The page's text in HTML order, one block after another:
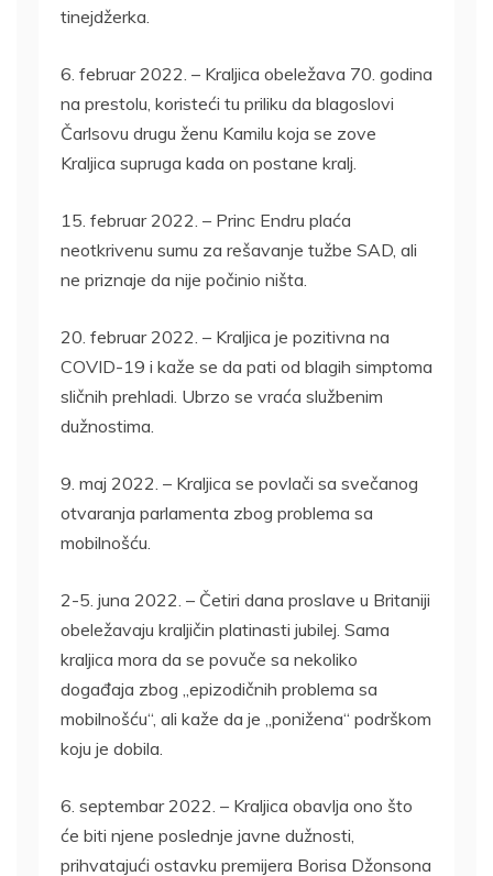
tinejdžerka.
6. februar 2022. – Kraljica obeležava 70. godina
na prestolu, koristeći tu priliku da blagoslovi
Čarlsovu drugu ženu Kamilu koja se zove
Kraljica supruga kada on postane kralj.
15. februar 2022. – Princ Endru plaća
neotkrivenu sumu za rešavanje tužbe SAD, ali
ne priznaje da nije počinio ništa.
20. februar 2022. – Kraljica je pozitivna na
COVID-19 i kaže se da pati od blagih simptoma
sličnih prehladi. Ubrzo se vraća službenim
dužnostima.
9. maj 2022. – Kraljica se povlači sa svečanog
otvaranja parlamenta zbog problema sa
mobilnošću.
2-5. juna 2022. – Četiri dana proslave u Britaniji
obeležavaju kraljičin platinasti jubilej. Sama
kraljica mora da se povuče sa nekoliko
događaja zbog „epizodičnih problema sa
mobilnošću“, ali kaže da je „ponižena“ podrškom
koju je dobila.
6. septembar 2022. – Kraljica obavlja ono što
će biti njene poslednje javne dužnosti,
prihvatajući ostavku premijera Borisa Džonsona